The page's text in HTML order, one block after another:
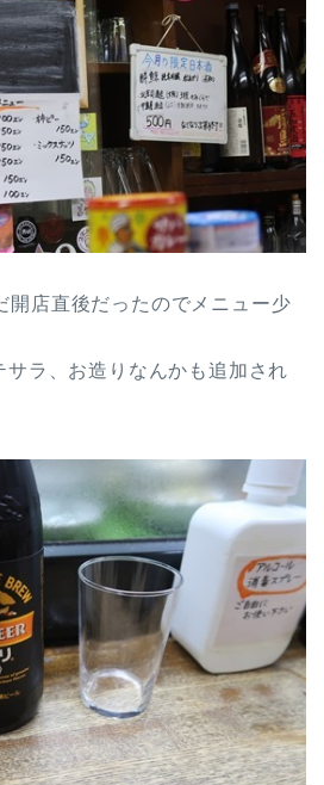
店直後だったのでメニュー少
ラ、お造りなんかも追加され